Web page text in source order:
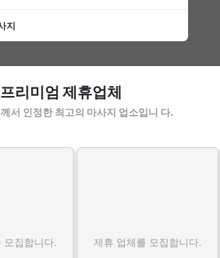
지
프리미엄 제휴업체
서 인정한 최고의 마사지 업소입니 다.
모집합니다. 제휴 업체를 모집합니다.